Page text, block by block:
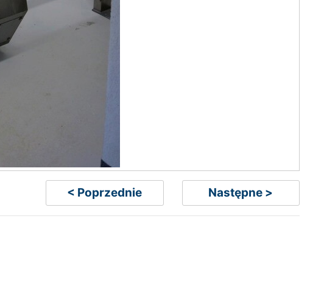
< Poprzednie Następne >